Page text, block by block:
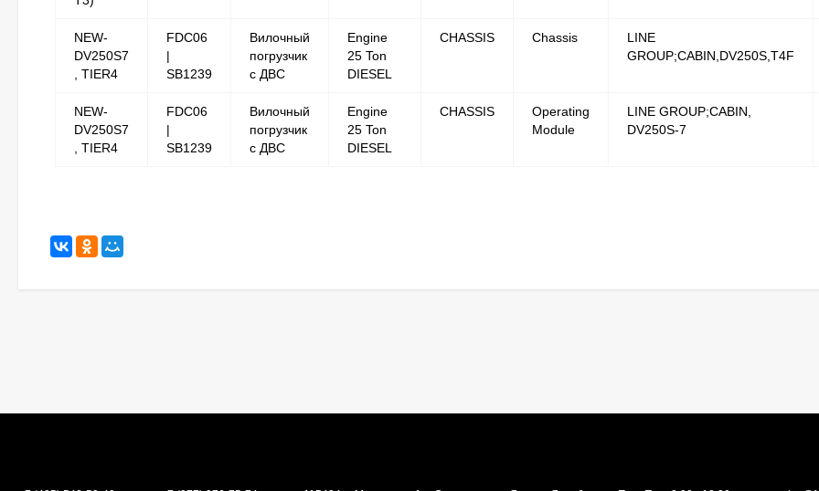
NEW-
DV250S7
, TIER4
FDC06
|
SB1239
Вилочный
погрузчик
с ДВС
Engine
25 Ton
DIESEL
CHASSIS Chassis
LINE
GROUP;CABIN,DV250S,T4F
NEW-
DV250S7
, TIER4
FDC06
|
SB1239
Вилочный
погрузчик
с ДВС
Engine
25 Ton
DIESEL
CHASSIS
Operating
Module
LINE GROUP;CABIN,
DV250S-7